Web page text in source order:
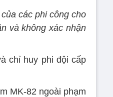
các phi công cho
và không xác nhận
chỉ huy phi đội cấp
MK-82 ngoài phạm